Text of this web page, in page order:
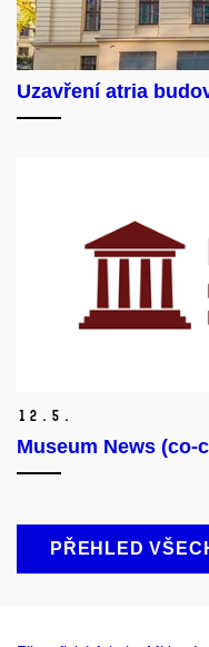
Uzavření atria
12. 5.
Museum News
PŘEHLED